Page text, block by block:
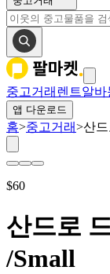
중고거래 렌트알바
앱 다운로드
홈>중고거래>산드
$60
산드로
/Small